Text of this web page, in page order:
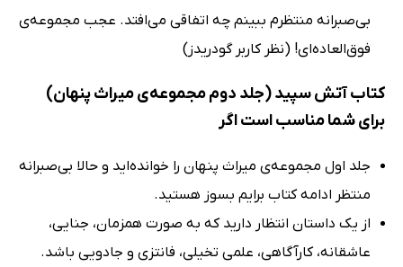
بی‌صبرانه منتظرم ببینم چه اتفاقی می‌افتد. عجب مجموعه‌ی
فوق‌العاده‌ای! (نظر کاربر گودریدز)
کتاب آتش سپید (جلد دوم مجموعه‌ی میراث پنهان)
برای شما مناسب است اگر
جلد اول مجموعه‌ی میراث پنهان را خوانده‌اید و حالا بی‌صبرانه
منتظر ادامه کتاب برایم بسوز هستید.
از یک داستان انتظار دارید که به صورت همزمان، جنایی،
عاشقانه، کارآگاهی، علمی تخیلی، فانتزی و جادویی باشد.